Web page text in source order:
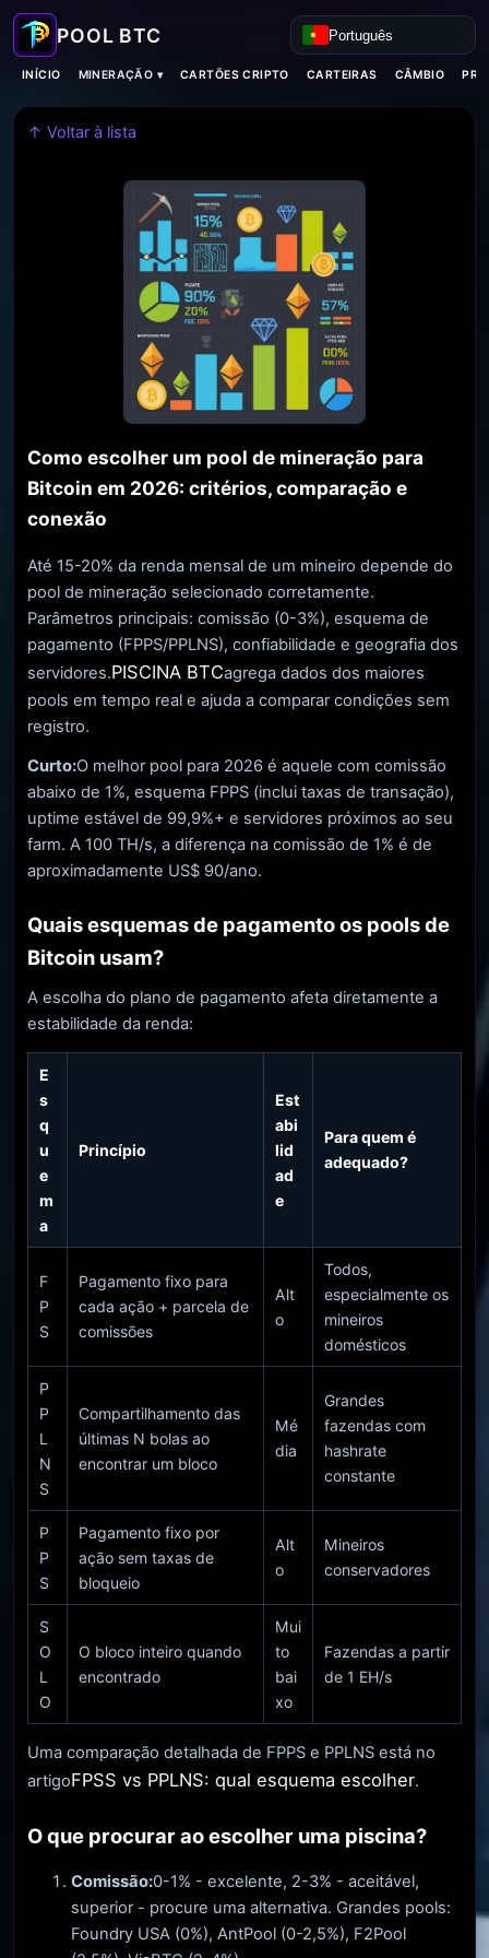
Português
INÍCIO MINERAÇÃO ▾ CARTÕES CRIPTO CARTEIRAS CÂMBIO
↑ Voltar à lista
Como escolher um pool de mineração para
Bitcoin em 2026: critérios, comparação e
conexão
Até 15-20% da renda mensal de um mineiro depende do
pool de mineração selecionado corretamente.
Parâmetros principais: comissão (0-3%), esquema de
pagamento (FPPS/PPLNS), confiabilidade e geografia dos
servidores.PISCINA BTCagrega dados dos maiores
pools em tempo real e ajuda a comparar condições sem
registro.
Curto:O melhor pool para 2026 é aquele com comissão
abaixo de 1%, esquema FPPS (inclui taxas de transação),
uptime estável de 99,9%+ e servidores próximos ao seu
farm. A 100 TH/s, a diferença na comissão de 1% é de
aproximadamente US$ 90/ano.
Quais esquemas de pagamento os pools de
Bitcoin usam?
A escolha do plano de pagamento afeta diretamente a
estabilidade da renda:
E
s
q
u
e
m
a
Princípio
Est
abi
lid
ad
e
Para quem é
adequado?
F
P
S
Pagamento fixo para
cada ação + parcela de
comissões
Alt
o
Todos,
especialmente os
mineiros
domésticos
P
P
L
N
S
Compartilhamento das
últimas N bolas ao
encontrar um bloco
Mé
dia
Grandes
fazendas com
hashrate
constante
P
P
S
Pagamento fixo por
ação sem taxas de
bloqueio
Alt
o
Mineiros
conservadores
S
O
L
O
O bloco inteiro quando
encontrado
Mui
to
bai
xo
Fazendas a partir
de 1 EH/s
Uma comparação detalhada de FPPS e PPLNS está no
artigoFPSS vs PPLNS: qual esquema escolher.
O que procurar ao escolher uma piscina?
Comissão:0-1% - excelente, 2-3% - aceitável,
superior - procure uma alternativa. Grandes pools:
Foundry USA (0%), AntPool (0-2,5%), F2Pool